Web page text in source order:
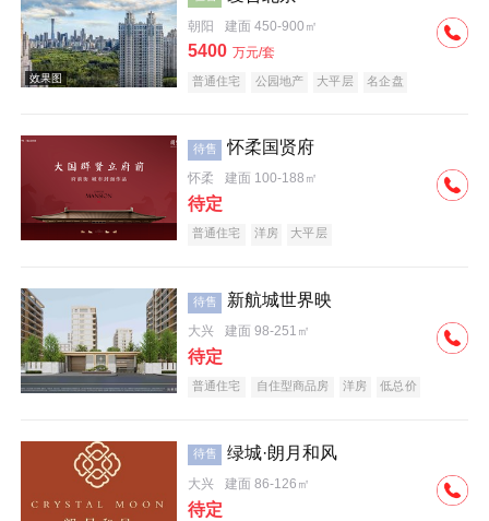
朝阳 建面 450-900㎡
5400 万元/套
普通住宅 公园地产 大平层 名企盘
待售 怀柔国贤府
怀柔 建面 100-188㎡
待定
普通住宅 洋房 大平层
待售 新航城世界映
大兴 建面 98-251㎡
待定
普通住宅 自住型商品房 洋房
低总价
待售 绿城·朗月和风
大兴 建面 86-126㎡
待定